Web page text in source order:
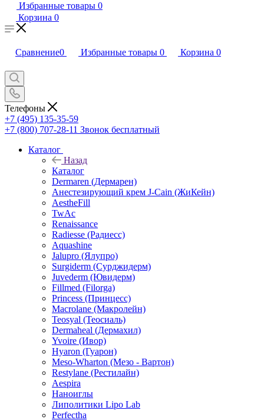
Избранные товары 0
Корзина 0
Сравнение0 Избранные товары 0 Корзина 0
Телефоны
+7 (495) 135-35-59
+7 (800) 707-28-11 Звонок бесплатный
Каталог
Назад
Каталог
Dermaren (Дермарен)
Анестезирующий крем J-Cain (ЖиКейн)
AestheFill
TwAc
Renaissance
Radiesse (Радиесс)
Aquashine
Jalupro (Ялупро)
Surgiderm (Сурджидерм)
Juvederm (Ювидерм)
Fillmed (Filorga)
Princess (Принцесс)
Macrolane (Макролейн)
Teosyal (Теосиаль)
Dermaheal (Дермахил)
Yvoire (Ивор)
Hyaron (Гуарон)
Meso-Wharton (Мезо - Вартон)
Restylane (Рестилайн)
Aespira
Наноиглы
Липолитики Lipo Lab
Perfectha